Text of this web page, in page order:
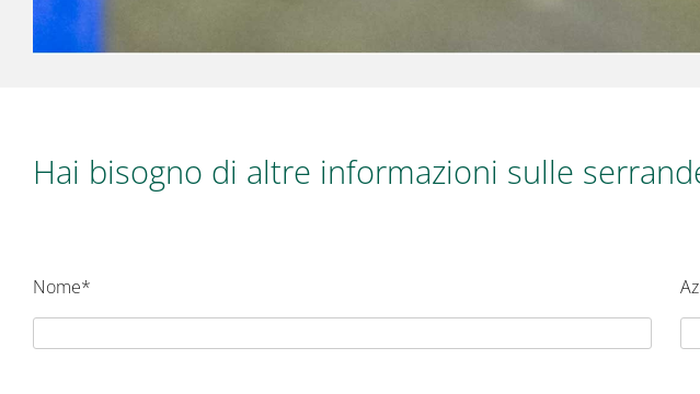
Hai bisogno di altre informazioni sulle
Nome*